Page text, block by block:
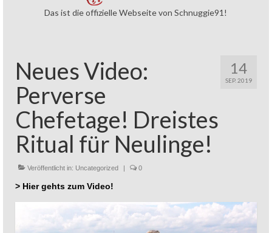
Das ist die offizielle Webseite von Schnuggie91!
14
SEP. 2019
Neues Video:
Perverse
Chefetage! Dreistes
Ritual für Neulinge!
Veröffentlicht in: Uncategorized | 0
> Hier gehts zum Video!